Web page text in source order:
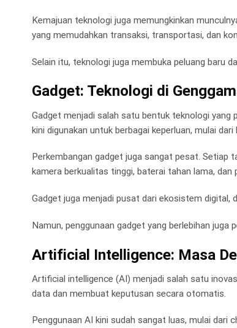
Kemajuan teknologi juga memungkinkan
yang memudahkan transaksi, transportasi, dan
Selain itu, teknologi juga membuka peluang baru
Gadget: Teknologi di
Gadget menjadi salah satu bentuk teknologi yang
kini digunakan untuk berbagai keperluan, mulai dari
Perkembangan gadget juga sangat pesat. Setiap
kamera berkualitas tinggi, baterai tahan lama, dan
Gadget juga menjadi pusat dari ekosistem digital,
Namun, penggunaan gadget yang berlebihan
Artificial Intelligence: Masa
Artificial intelligence (AI) menjadi salah satu
data dan membuat keputusan secara otomatis.
Penggunaan AI kini sudah sangat luas, mulai dari